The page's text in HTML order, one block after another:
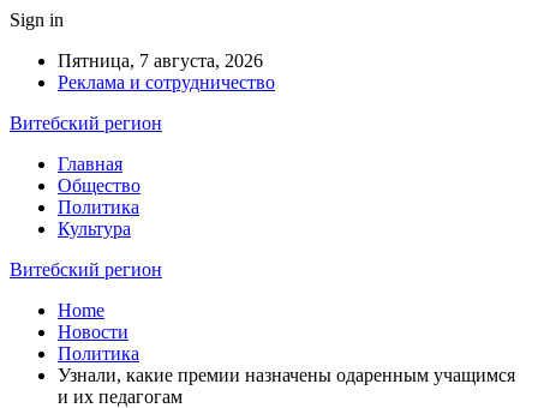
Sign in
Пятница, 7 августа, 2026
Реклама и сотрудничество
Витебский регион
Главная
Общество
Политика
Культура
Витебский регион
Home
Новости
Политика
Узнали, какие премии назначены одаренным учащимся
и их педагогам